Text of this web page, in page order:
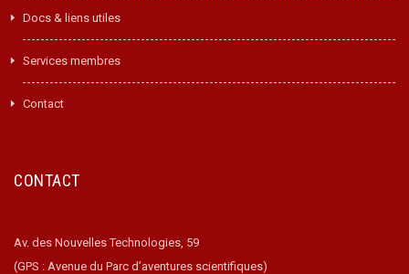
Docs & liens utiles
Services membres
Contact
CONTACT
Av. des Nouvelles Technologies, 59
(GPS : Avenue du Parc d’aventures scientifiques)